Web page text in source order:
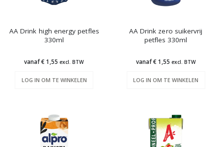
AA Drink high energy petfles
330ml
vanaf € 1,55excl. BTW
LOG IN OM TE WINKELEN
AA Drink zero suikervrij
petfles 330ml
vanaf € 1,55 excl. BTW
LOG IN OM TE WINKELEN